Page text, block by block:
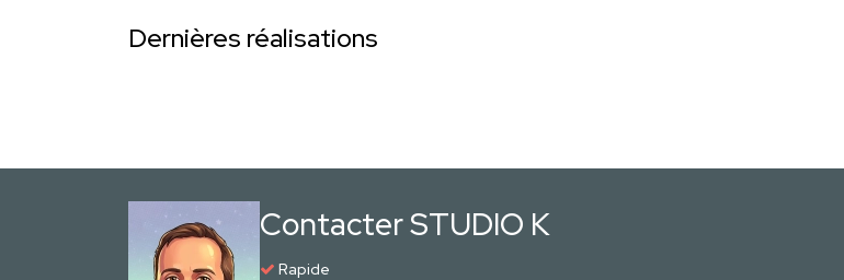
Dernières réalisations
Contacter STUDIO K
Rapide